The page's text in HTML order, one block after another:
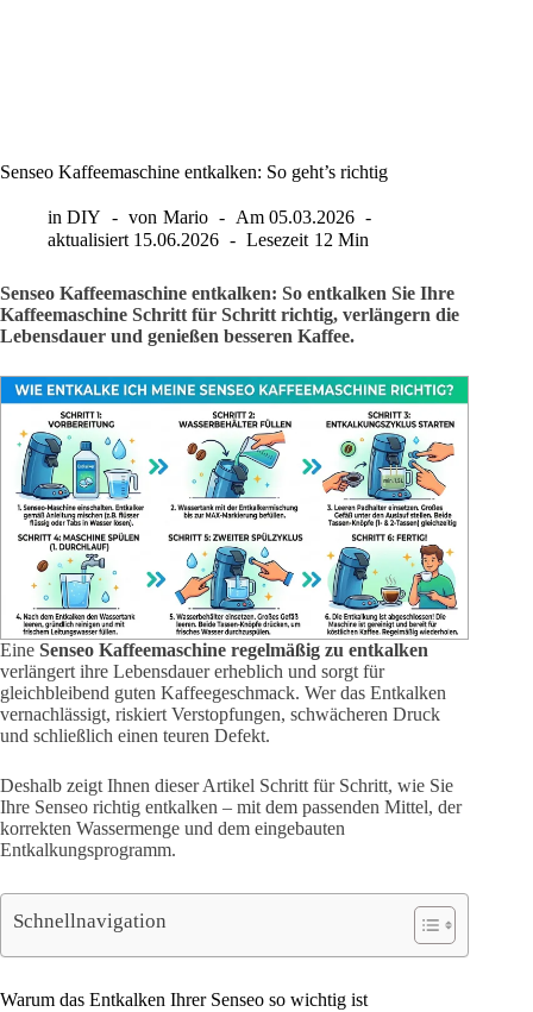
Senseo Kaffeemaschine entkalken: So geht’s richtig
in DIY von Mario Am 05.03.2026
aktualisiert 15.06.2026 Lesezeit 12 Min
Senseo Kaffeemaschine entkalken: So entkalken Sie Ihre
Kaffeemaschine Schritt für Schritt richtig, verlängern die
Lebensdauer und genießen besseren Kaffee.
Eine Senseo Kaffeemaschine regelmäßig zu entkalken
verlängert ihre Lebensdauer erheblich und sorgt für
gleichbleibend guten Kaffeegeschmack. Wer das Entkalken
vernachlässigt, riskiert Verstopfungen, schwächeren Druck
und schließlich einen teuren Defekt.
Deshalb zeigt Ihnen dieser Artikel Schritt für Schritt, wie Sie
Ihre Senseo richtig entkalken – mit dem passenden Mittel, der
korrekten Wassermenge und dem eingebauten
Entkalkungsprogramm.
Schnellnavigation
Warum das Entkalken Ihrer Senseo so wichtig ist